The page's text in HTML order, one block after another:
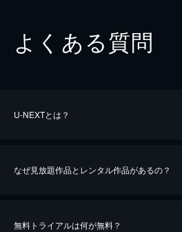
よくある質問
U-NEXTとは？
なぜ見放題作品とレンタル作品があるの？
無料トライアルは何が無料？